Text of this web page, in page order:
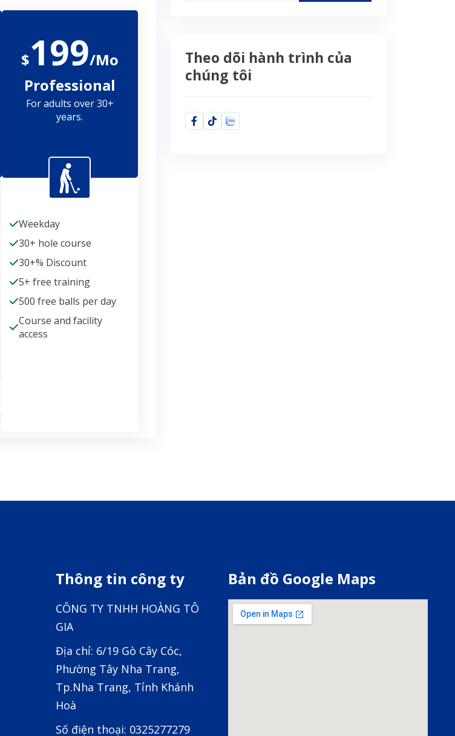
$199/Mo
Professional
For adults over 30+
years.
Weekday
30+ hole course
30+% Discount
5+ free training
500 free balls per day
Course and facility
access
Theo dõi hành trình của
chúng tôi
Thông tin công ty
CÔNG TY TNHH HOÀNG TÔ
GIA
Địa chỉ: 6/19 Gò Cây Cóc,
Phường Tây Nha Trang,
Tp.Nha Trang, Tỉnh Khánh
Hoà
Số điện thoại: 0325277279
Bản đồ Google Maps